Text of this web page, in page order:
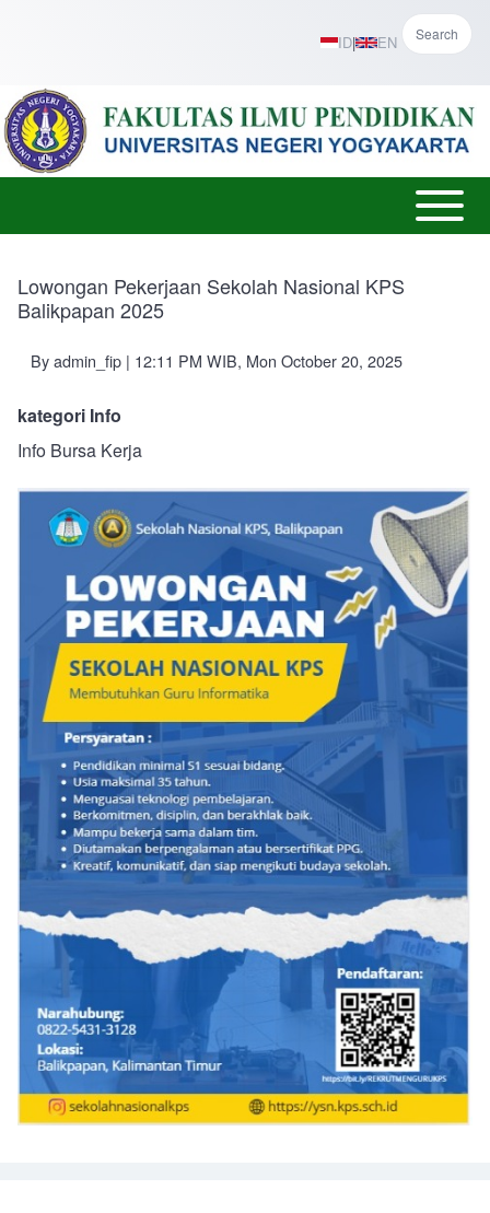
ID| EN Search
menu
Open or
Close
Main
Lowongan Pekerjaan Sekolah Nasional KPS
Balikpapan 2025
Byadmin_fip | 12:11 PM WIB, Mon October 20, 2025
kategori Info
Info Bursa Kerja